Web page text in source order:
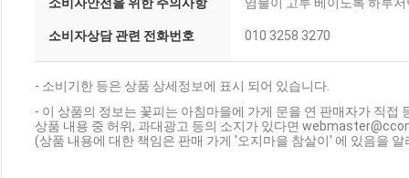
소비자상담 관련 전화번호 010 3258 3270
- 소비기한 등은 상품 상세정보에 표시 되어 있습니다.
- 이 상품의 정보는 꽃피는 아침마을에 가게 문을 연 판매자가 직접
상품 내용 중 허위, 과대광고 등의 소지가 있다면
(상품 내용에 대한 책임은 판매 가게 '오지마을 참살이' 에 있음을 알